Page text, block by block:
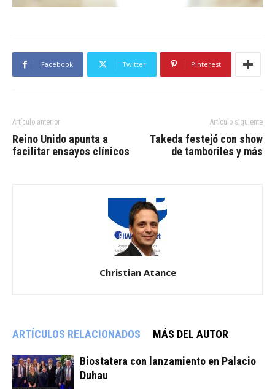
Facebook Twitter Pinterest
Artículo anterior
Reino Unido apunta a
facilitar ensayos clínicos
Artículo siguiente
Takeda festejó con show
de tamboriles y más
Christian Atance
ARTÍCULOS RELACIONADOS MÁS DEL AUTOR
Biostatera con lanzamiento en Palacio
Duhau